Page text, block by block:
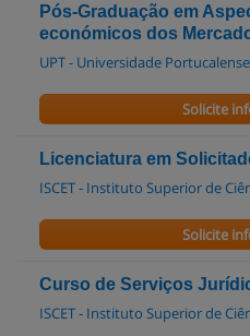
Pós-Graduação em
económicos dos
UPT - Universidade Portucalense
Solicite
Licenciatura em
ISCET - Instituto Superior de
Solicite
Curso de Serviços
ISCET - Instituto Superior de